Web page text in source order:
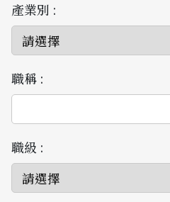
產業別 :
職稱 :
職級 :